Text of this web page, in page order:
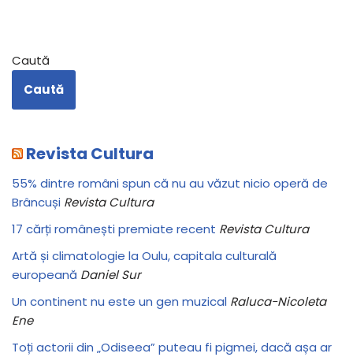
Caută
Caută
Revista Cultura
55% dintre români spun că nu au văzut nicio operă de
Brâncuși Revista Cultura
17 cărți românești premiate recent Revista Cultura
Artă și climatologie la Oulu, capitala culturală
europeană Daniel Sur
Un continent nu este un gen muzical Raluca-Nicoleta
Ene
Toți actorii din „Odiseea” puteau fi pigmei, dacă așa ar